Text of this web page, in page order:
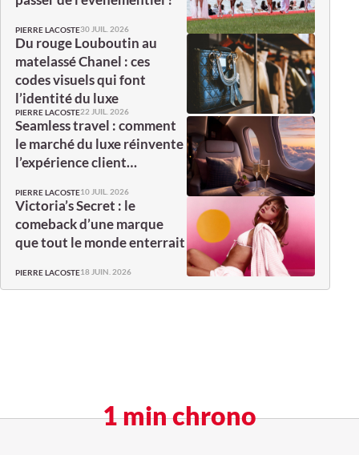
PIERRE LACOSTE30 JUIL. 2026
Du rouge Louboutin au
matelassé Chanel : ces
codes visuels qui font
l’identité du luxe
PIERRE LACOSTE22 JUIL. 2026
Seamless travel : comment
le marché du luxe réinvente
l’expérience client…
PIERRE LACOSTE10 JUIL. 2026
Victoria’s Secret : le
comeback d’une marque
que tout le monde enterrait
PIERRE LACOSTE18 JUIN. 2026
1 min chrono